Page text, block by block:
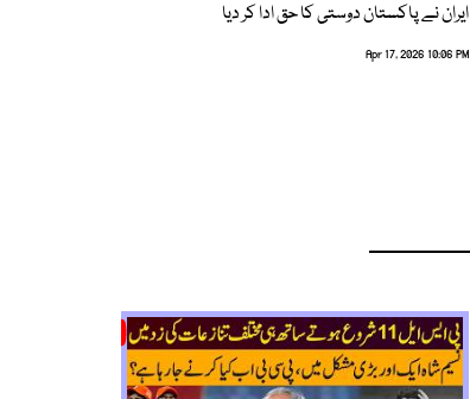
ایران نے پاکستان دوستی کا حق ادا کر دیا
Apr 17, 2026 10:06 PM